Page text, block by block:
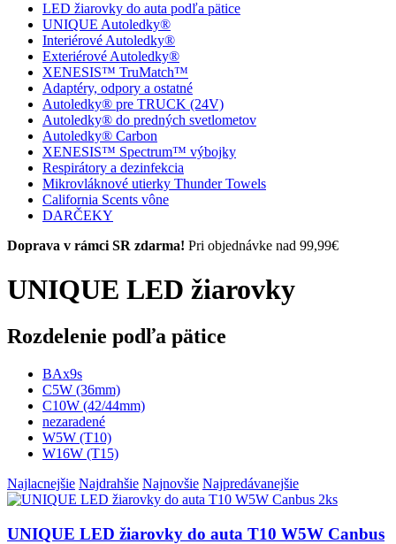
LED žiarovky do auta podľa pätice
UNIQUE Autoledky®
Interiérové Autoledky®
Exteriérové Autoledky®
XENESIS™ TruMatch™
Adaptéry, odpory a ostatné
Autoledky® pre TRUCK (24V)
Autoledky® do predných svetlometov
Autoledky® Carbon
XENESIS™ Spectrum™ výbojky
Respirátory a dezinfekcia
Mikrovláknové utierky Thunder Towels
California Scents vône
DARČEKY
Doprava v rámci SR zdarma! Pri objednávke nad 99,99€
UNIQUE LED žiarovky
Rozdelenie podľa pätice
BAx9s
C5W (36mm)
C10W (42/44mm)
nezaradené
W5W (T10)
W16W (T15)
Najlacnejšie Najdrahšie Najnovšie Najpredávanejšie
UNIQUE LED žiarovky do auta T10 W5W Canbus